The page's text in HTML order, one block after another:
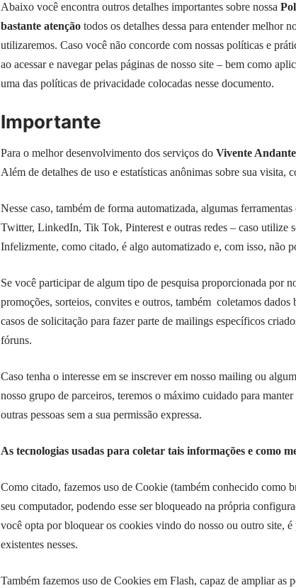
Abaixo você encontra outros detalhes importantes sobre nossa
bastante atenção todos os detalhes dessa para entender melhor
utilizaremos. Caso você não concorde com nossas políticas e
ao acessar e navegar pelas páginas de nosso site – bem como
uma das políticas de privacidade colocadas nesse documento.
Importante
Para o melhor desenvolvimento dos serviços do Vivente Andante
Além de detalhes de uso e estatísticas anônimas sobre sua visita,
Nesse caso, também de forma automatizada, algumas
Twitter, LinkedIn, Tik Tok, Pinterest e outras redes – caso utilize
Infelizmente, como citado, é algo automatizado e, com isso, não
Se você participar de algum tipo de pesquisa proporcionada por
promoções, sorteios, convites e outros, também coletamos
casos de solicitação para fazer parte de mailings específicos
fóruns.
Caso tenha o interesse em se inscrever em nosso mailing ou
nosso grupo de parceiros, teremos o máximo cuidado para
outras pessoas sem a sua permissão expressa.
As tecnologias usadas para coletar tais informações e como
Como citado, fazemos uso de Cookie (também conhecido como
seu computador, podendo esse ser bloqueado na própria
você opta por bloquear os cookies vindo do nosso ou outro site,
existentes nesses.
Também fazemos uso de Cookies em Flash, capaz de ampliar as